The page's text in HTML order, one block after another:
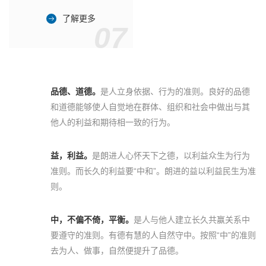
了解更多
品德、道德。 是人立身依据、行为的准则。良好的品德
和道德能够使人自觉地在群体、组织和社会中做出与其
他人的利益和期待相一致的行为。
益，利益。 是朗进人心怀天下之德，以利益众生为行为
准则。而长久的利益要“中和”。朗进的益以利益民生为准
则。
中，不偏不倚，平衡。 是人与他人建立长久共赢关系中
要遵守的准则。有德有慧的人自然守中。按照“中”的准则
去为人、做事，自然便提升了品德。